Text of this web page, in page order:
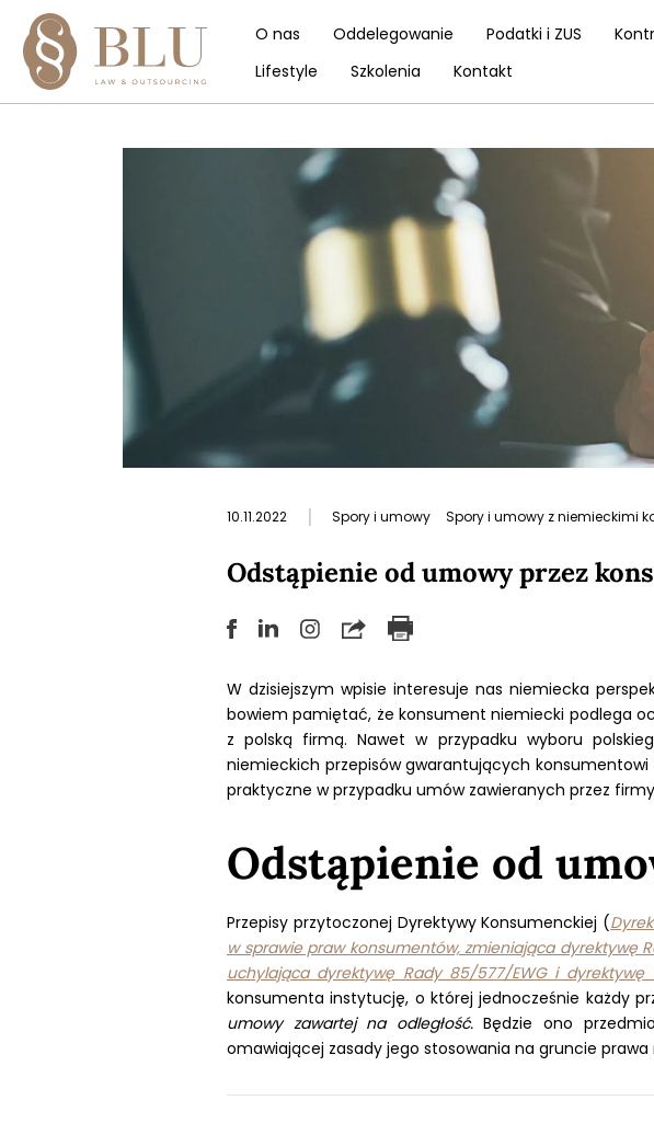
O nas Oddelegowanie Podatki i ZUS
Lifestyle
Szkolenia Kontakt
10.11.2022 | Spory i umowy Spory i umowy z niemieckimi
Odstąpienie od umowy przez
W dzisiejszym wpisie interesuje nas niemiecka
bowiem pamiętać, że konsument niemiecki podlega
z polską firmą. Nawet w przypadku wyboru
niemieckich przepisów gwarantujących
praktyczne w przypadku umów zawieranych przez
Odstąpienie od
Przepisy przytoczonej Dyrektywy Konsumenckiej (
w sprawie praw konsumentów, zmieniająca dyrektywę
uchylająca dyrektywę Rady 85/577/EWG i
konsumenta instytucję, o której jednocześnie każdy
umowy zawartej na odległość.Będzie ono
omawiającej zasady jego stosowania na gruncie prawa